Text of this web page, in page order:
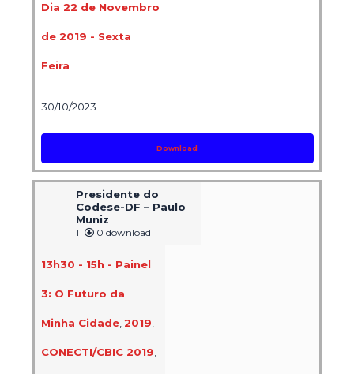
Dia 22 de Novembro
de 2019 - Sexta
Feira
30/10/2023
Download
Presidente do
Codese-DF – Paulo
Muniz
1 0 download
13h30 - 15h - Painel
3: O Futuro da
Minha Cidade, 2019
CONECTI/CBIC 2019